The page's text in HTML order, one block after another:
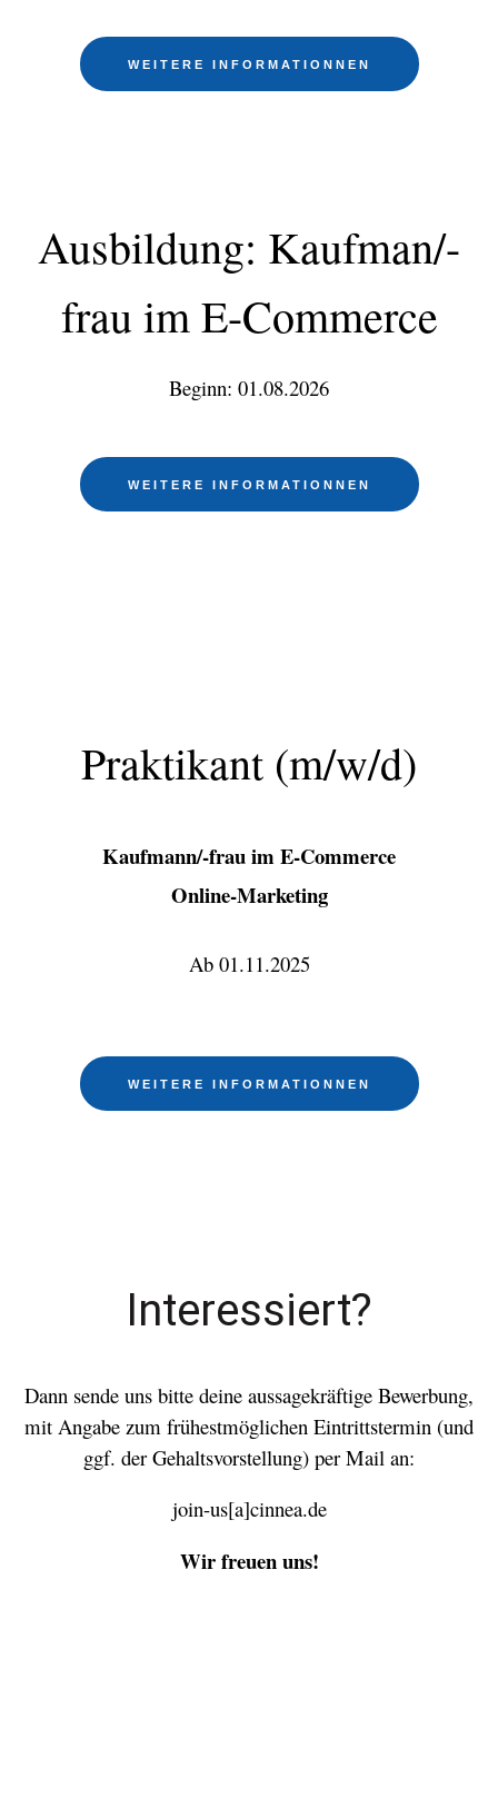
WEITERE INFORMATIONNEN
Ausbildung: Kaufman/-
frau im E-Commerce
Beginn: 01.08.2026
WEITERE INFORMATIONNEN
Praktikant (m/w/d)
Kaufmann/-frau im E-Commerce
Online-Marketing
Ab 01.11.2025
WEITERE INFORMATIONNEN
Interessiert?
Dann sende uns bitte deine aussagekräftige Bewerbung,
mit Angabe zum frühestmöglichen Eintrittstermin (und
ggf. der Gehaltsvorstellung) per Mail an:
join-us[a]cinnea.de
Wir freuen uns!